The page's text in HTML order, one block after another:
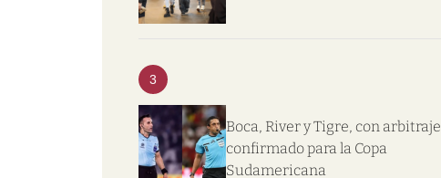
3
Boca, River y Tigre, con arbitraje
confirmado para la Copa
Sudamericana